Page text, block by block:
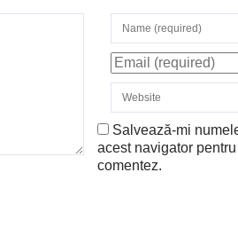
Salvează-mi
acest navigator
comentez.